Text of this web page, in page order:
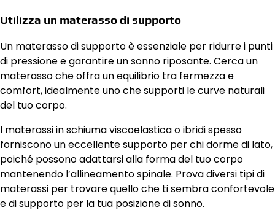
Utilizza un materasso di supporto
Un materasso di supporto è essenziale per ridurre i punti
di pressione e garantire un sonno riposante. Cerca un
materasso che offra un equilibrio tra fermezza e
comfort, idealmente uno che supporti le curve naturali
del tuo corpo.
I materassi in schiuma viscoelastica o ibridi spesso
forniscono un eccellente supporto per chi dorme di lato,
poiché possono adattarsi alla forma del tuo corpo
mantenendo l’allineamento spinale. Prova diversi tipi di
materassi per trovare quello che ti sembra confortevole
e di supporto per la tua posizione di sonno.